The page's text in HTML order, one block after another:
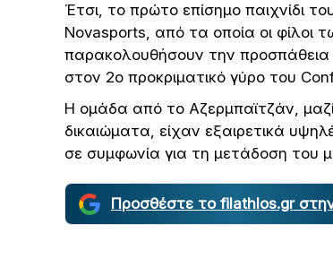
Έτσι, το πρώτο επίσημο παιχνίδι
Novasports, από τα οποία οι φίλοι
παρακολουθήσουν την
στον 2ο προκριματικό γύρο του
Η ομάδα από το Αζερμπαϊτζάν,
δικαιώματα, είχαν εξαιρετικά
σε συμφωνία για τη μετάδοση του
Προσθέστε το filathlos.gr